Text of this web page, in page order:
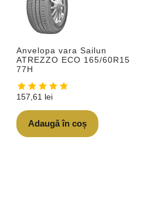
Anvelopa vara Sailun
ATREZZO ECO 165/60R15
77H
157,61 lei
Adaugă în coș